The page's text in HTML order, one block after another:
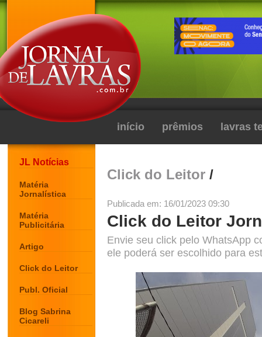
início prêmios lavras
JL Notícias
Matéria
Jornalística
Matéria
Publicitária
Artigo
Click do Leitor
Publ. Oficial
Blog Sabrina
Cicareli
Click do Leitor /
Publicada em: 16/01/2023 09:30
Click do Leitor
Envie seu click pelo WhatsApp
ele poderá ser escolhido para